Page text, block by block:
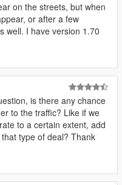
on the streets, but when
or after a few
well. I have version 1.70
is there any chance
to the traffic? Like if we
to a certain extent, add
type of deal? Thank